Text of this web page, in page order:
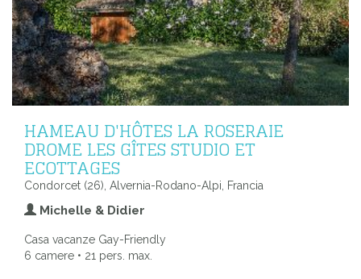
HAMEAU D'HÔTES LA ROSERAIE
DROME LES GÎTES STUDIO ET
ECOTTAGES
Condorcet (26), Alvernia-Rodano-Alpi, Francia
Michelle & Didier
Casa vacanze Gay-Friendly
6 camere • 21 pers. max.